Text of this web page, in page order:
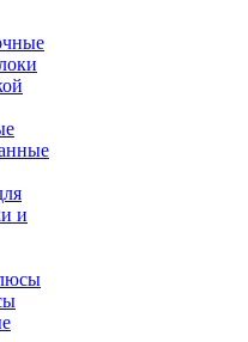
и